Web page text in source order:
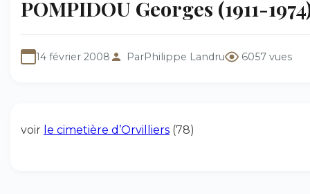
POMPIDOU Georges (1911-
14 février 2008 ParPhilippe Landru 6057 vues
voir le cimetière d’Orvilliers (78)